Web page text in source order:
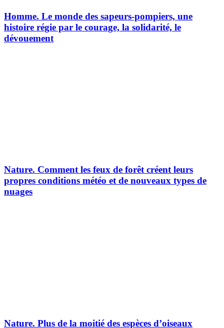
Homme. Le monde des sapeurs-pompiers, une
histoire régie par le courage, la solidarité, le
dévouement
Nature. Comment les feux de forêt créent leurs
propres conditions météo et de nouveaux types de
nuages
Nature. Plus de la moitié des espèces d’oiseaux